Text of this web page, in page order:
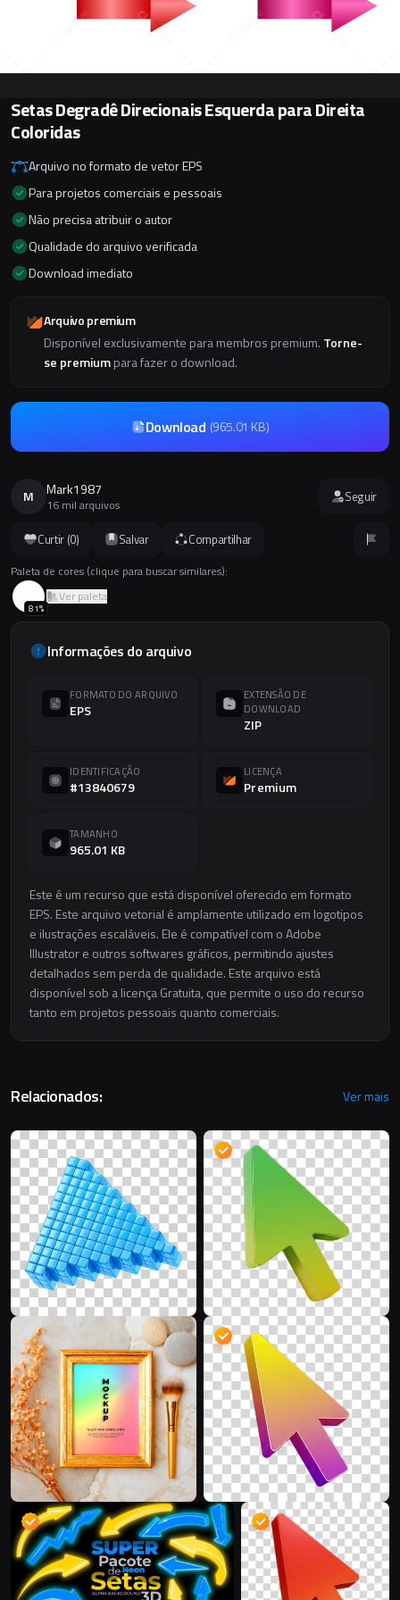
Curtir (0) Salvar Compartilhar
Paleta de cores (clique para buscar similares):
81%
Ver paleta
Informações do arquivo
FORMATO DO ARQUIVO
EPS
EXTENSÃO DE
DOWNLOAD
ZIP
IDENTIFICAÇÃO
#13840679
LICENÇA
Premium
TAMANHO
965.01 KB
Este é um recurso que está disponível oferecido em formato
EPS. Este arquivo vetorial é amplamente utilizado em logotipos
e ilustrações escaláveis. Ele é compatível com o Adobe
Illustrator e outros softwares gráficos, permitindo ajustes
detalhados sem perda de qualidade. Este arquivo está
disponível sob a licença Gratuita, que permite o uso do recurso
tanto em projetos pessoais quanto comerciais.
Setas Degradê Direcionais Esquerda para Direita
Coloridas
Arquivo no formato de vetor EPS
Para projetos comerciais e pessoais
Não precisa atribuir o autor
Qualidade do arquivo verificada
Download imediato
Arquivo premium
Disponível exclusivamente para membros premium. Torne-
se premiumpara fazer o download.
Download (965.01 KB)
M Mark1987
16 mil arquivos Seguir
Relacionados: Ver mais